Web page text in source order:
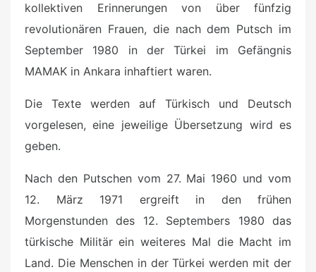
kollektiven Erinnerungen von über fünfzig
revolutionären Frauen, die nach dem Putsch im
September 1980 in der Türkei im Gefängnis
MAMAK in Ankara inhaftiert waren.
Die Texte werden auf Türkisch und Deutsch
vorgelesen, eine jeweilige Übersetzung wird es
geben.
Nach den Putschen vom 27. Mai 1960 und vom
12. März 1971 ergreift in den frühen
Morgenstunden des 12. Septembers 1980 das
türkische Militär ein weiteres Mal die Macht im
Land. Die Menschen in der Türkei werden mit der